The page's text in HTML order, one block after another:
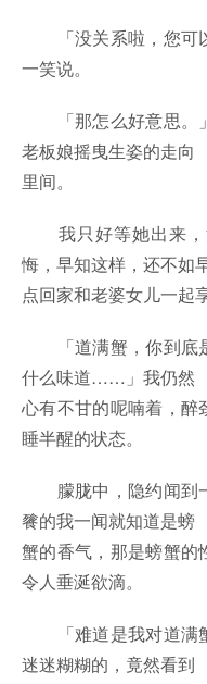
「没关系啦，您可
一笑说。
「那怎么好意思。
老板娘摇曳生姿的走向
里间。
我只好等她出来，
悔，早知这样，还不如
点回家和老婆女儿一起
「道满蟹，你到底
什么味道……」我仍然
心有不甘的呢喃着，醉
睡半醒的状态。
朦胧中，隐约闻到
餮的我一闻就知道是螃
蟹的香气，那是螃蟹的
令人垂涎欲滴。
「难道是我对道满
迷迷糊糊的，竟然看到